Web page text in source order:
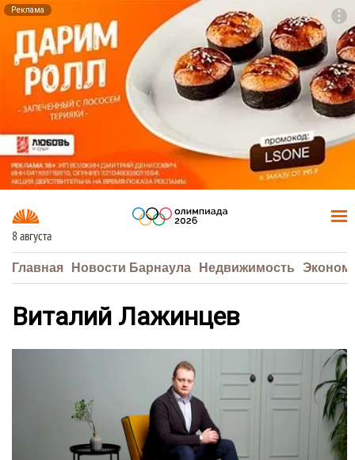
Реклама
8 августа
Главная Новости Барнаула Недвижимость
Виталий Лажинцев